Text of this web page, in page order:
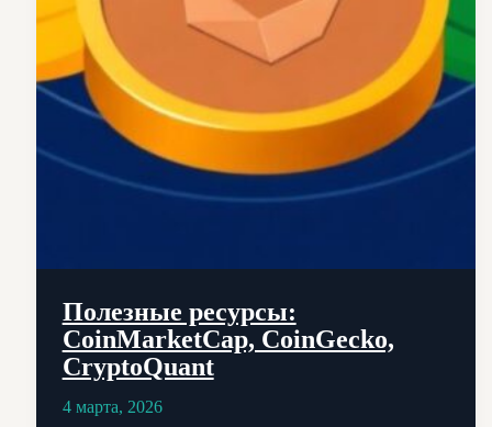
Полезные ресурсы:
CoinMarketCap, CoinGecko,
CryptoQuant
4 марта, 2026